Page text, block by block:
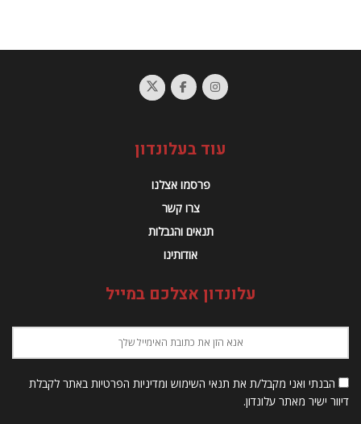
עוד בעלונדון
פרסמו אצלנו
צרו קשר
תנאים והגבלות
אודותינו
עלונדון אצלכם במייל
הבנתי ואני מקבל/ת את תנאי השימוש ומדיניות הפרטיות באתר לקבלת
דיוור ישיר מאתר עלונדון.